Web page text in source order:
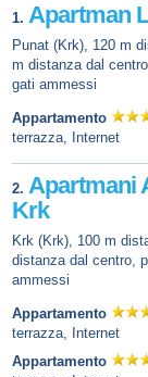
1. Apartman
Punat (Krk), 120 m
m distanza dal
gati ammessi
Appartamento
terrazza, Internet
2. Apartmani
Krk
Krk (Krk), 100 m
distanza dal centro,
ammessi
Appartamento
terrazza, Internet
Appartamento